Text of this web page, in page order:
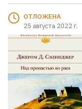
ОТЛОЖЕНА
25 августа 2022 г.